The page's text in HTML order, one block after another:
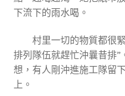
下流下的雨水喝。
村里一切的物質都很
排列隊伍就趕忙沖曩昔排
想，有人剛沖進施工隊留
上。